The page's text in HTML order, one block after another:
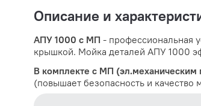
Описание и
АПУ 1000 с МП - профессиональная
крышкой. Мойка деталей АПУ 1000
В комплекте с МП
(повышает безопасность и качество